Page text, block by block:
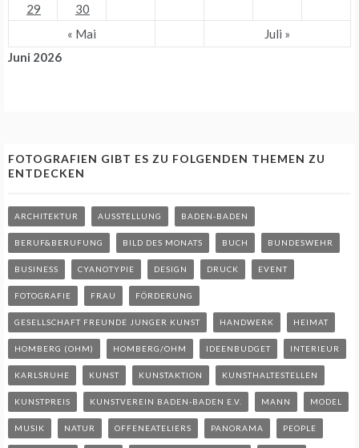
Juni 2026
29
30
« Mai
Juli »
FOTOGRAFIEN GIBT ES ZU FOLGENDEN THEMEN ZU
ENTDECKEN
ARCHITEKTUR AUSSTELLUNG BADEN-BADEN
BERUF&BERUFUNG BILD DES MONATS BUCH BUNDESWEHR
BUSINESS CYANOTYPIE DESIGN DRUCK EVENT
FOTOGRAFIE FRAU FÖRDERUNG
GESELLSCHAFT FREUNDE JUNGER KUNST HANDWERK HEIMAT
HOMBERG (OHM) HOMBERG/OHM IDEENBUDGET INTERIEUR
KARLSRUHE KUNST KUNSTAKTION KUNSTHALTESTELLEN
KUNSTPREIS KUNSTVEREIN BADEN-BADEN E.V. MANN MODEL
MUSIK NATUR OFFENEATELIERS PANORAMA PEOPLE